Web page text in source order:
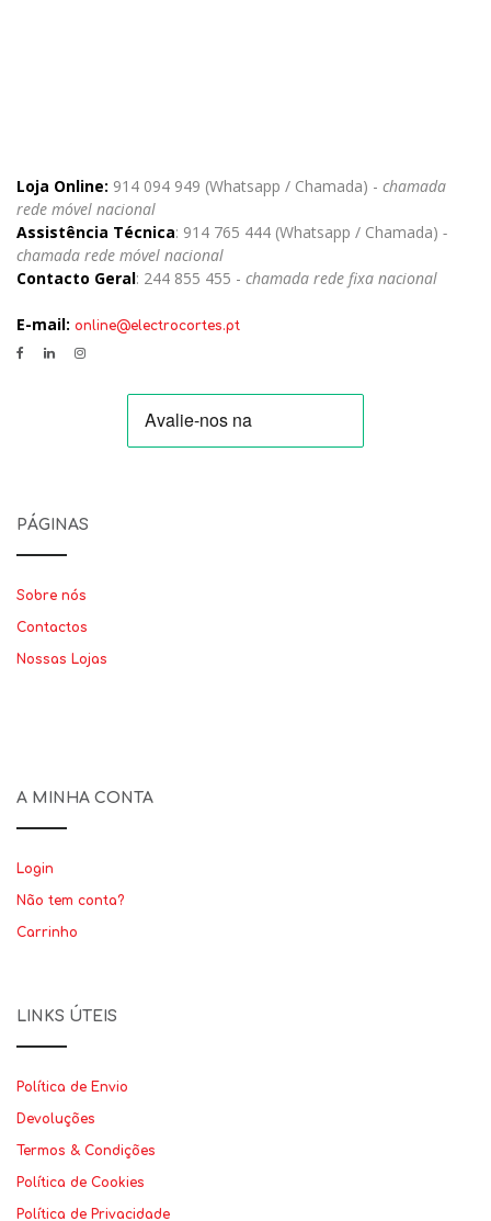
Loja Online: 914 094 949 (Whatsapp / Chamada) - chamada
rede móvel nacional
Assistência Técnica: 914 765 444 (Whatsapp / Chamada) -
chamada rede móvel nacional
Contacto Geral: 244 855 455 - chamada rede fixa nacional
E-mail: online@electrocortes.pt
PÁGINAS
Sobre nós
Contactos
Nossas Lojas
A MINHA CONTA
Login
Não tem conta?
Carrinho
LINKS ÚTEIS
Política de Envio
Devoluções
Termos & Condições
Política de Cookies
Política de Privacidade